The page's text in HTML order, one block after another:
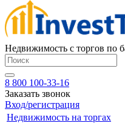
Недвижимость с торгов по
8 800 100-33-16
Заказать звонок
Вход/регистрация
Недвижимость на торгах